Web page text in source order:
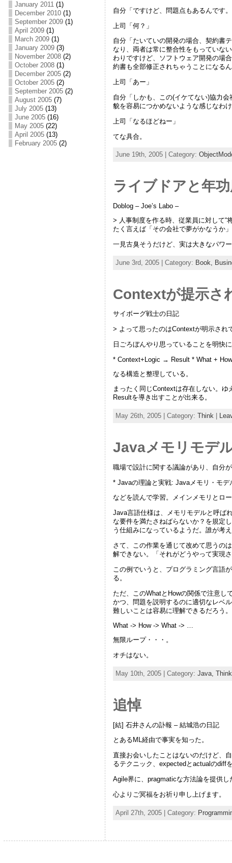
January 2011(1)
December 2010(1)
September 2009(1)
April 2009(1)
March 2009(1)
January 2009(3)
November 2008(2)
October 2008(1)
December 2005(2)
October 2005(2)
September 2005(2)
August 2005(7)
July 2005(13)
June 2005(16)
May 2005(22)
April 2005(13)
February 2005(2)
自分「ですけど、問題点もあるんです。
上司「何？」
自分「たいていの開発の場合、契約書
なり、両者は常に整合性をもっていな
わりですけど、ソフトウェア開発の場
約書も全部修正されちゃうことになる
上司「あー」
自分「しかも、この(イケてない)協力
貌を容易につかめないような感じなわ
上司「なるほどねー」
てな具合。
June 19th, 2005 | Category:
ライブドアと年功
Doblog – Joe’s Labo –
> 人事制度を作る時、従業員に対して“
たく言えば「その会社で夢がかなうか」
一見古臭そうだけど、実は大きなパワ
June 3rd, 2005 | Category: Book,
Contextが提示さ
サイボーグ戦士の日記
> よって思ったのはContextが明示され
日ごろぼんやり思っていることを明快
* Context+Logic → Result * What +
なる構造と整理している。
まったく同じContextは存在しない。
Resultを導き出すことが出来る。
May 26th, 2005 | Category: Think|
Javaメモリモデ
職場で設計に関する議論があり、自分
* Javaの理論と実戦: Javaメモリ・モ
などを読んで学習。メインメモリとロ
Java言語仕様は、メモリモデルと呼ば
な要件を満たさねばらないか？を規定
う仕組みになっているようだ。誰が考
さて、この作業を通じて改めて思うの
解できない。「それがどうやって実現
この例でいうと、プログラミング言語
る。
ただ、このWhatとHowの関係で注意し
かつ、問題を説明するのに適切なレベ
難しいことは容易に理解できるだろう。
What -> How -> What -> …
無限ループ・・・。
オチはない。
May 10th, 2005 | Category: Java, Think
追悼
[結] 石井さんの訃報 – 結城浩の日記
とあるML経由で事実を知った。
直接お会いしたことはないのだけど、
るテクニック、expectedとactualのdiff
Agile界に、pragmaticな方法論を提供し
心よりご冥福をお祈り申し上げます。
April 27th, 2005 | Category: